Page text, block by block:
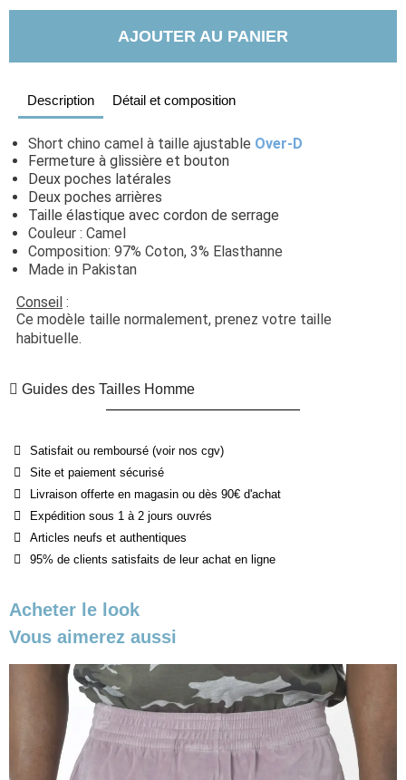
AJOUTER AU PANIER
Description Détail et composition
Short chino camel à taille ajustable Over-D
Fermeture à glissière et bouton
Deux poches latérales
Deux poches arrières
Taille élastique avec cordon de serrage
Couleur : Camel
Composition: 97% Coton, 3% Elasthanne
Made in Pakistan
Conseil :
Ce modèle taille normalement, prenez votre taille
habituelle.
Guides des Tailles Homme
Satisfait ou remboursé (voir nos cgv)
Site et paiement sécurisé
Livraison offerte en magasin ou dès 90€ d'achat
Expédition sous 1 à 2 jours ouvrés
Articles neufs et authentiques
95% de clients satisfaits de leur achat en ligne
Acheter le look
Vous aimerez aussi